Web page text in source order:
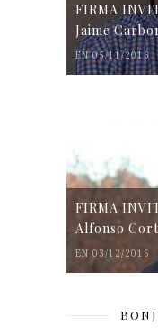
FIRMA
Jaime
EN 05/11/2016
FIRMA
Alfonso
EN 03/12/2016